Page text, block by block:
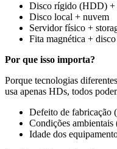
Disco rígido (HDD) +
Disco local + nuvem
Servidor físico +
Fita magnética +
Por que isso importa?
Porque tecnologias
usa apenas HDs, todos
Defeito de fabricação
Condições ambientais
Idade dos